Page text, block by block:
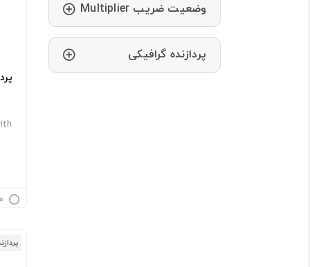
وضعیت ضریب Multiplier
پردازنده گرافیکی